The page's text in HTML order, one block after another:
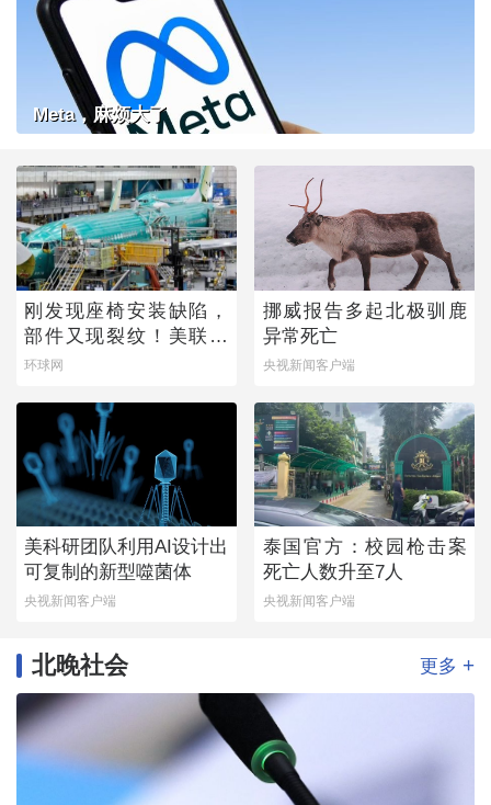
Meta，麻烦大了
刚发现座椅安装缺陷，
部件又现裂纹！美联邦
航空局下令：排查
环球网
挪威报告多起北极驯鹿
异常死亡
央视新闻客户端
美科研团队利用AI设计出
可复制的新型噬菌体
央视新闻客户端
泰国官方：校园枪击案
死亡人数升至7人
央视新闻客户端
北晚社会 更多 +